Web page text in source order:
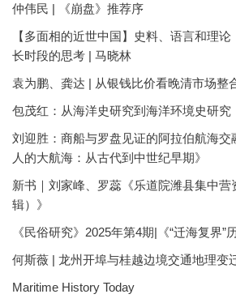
仲伟民 | 《崩盘》推荐序
【多面相的近世中国】史料、语言和理
长时段的思考 | 马晓林
袁为鹏、龚达 | 从银钱比价看晚清市场整
包茂红：从海洋史研究到海洋环境史研究
刘迎胜：商船与罗盘见证的阿拉伯航海
人的大航海：从古代到中世纪早期》
新书｜刘家峰、罗蕊《乐道院潍县集中营
辑）》
《民俗研究》2025年第4期|《“迁海复界”
何斯薇 | 龙州开埠与桂越边境交通地理变
Maritime History Today